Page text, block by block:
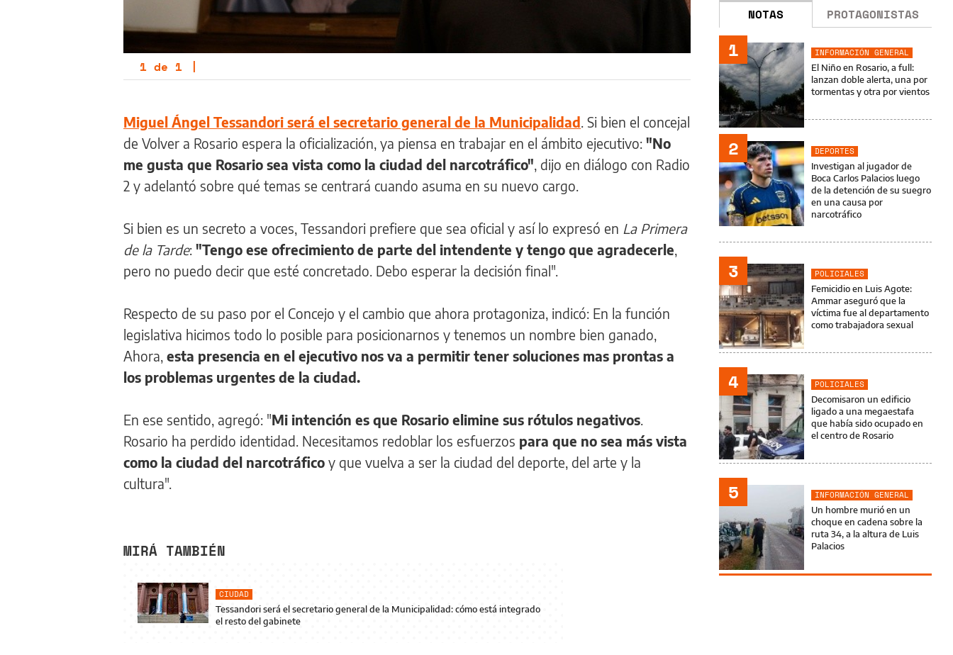
1 de 1 |
Miguel Ángel Tessandori será el secretario general de la Municipalidad . Si bien el concejal
de Volver a Rosario espera la oficialización, ya piensa en trabajar en el ámbito ejecutivo: "No
me gusta que Rosario sea vista como la ciudad del narcotráfico" , dijo en diálogo con Radio
2 y adelantó sobre qué temas se centrará cuando asuma en su nuevo cargo.
Si bien es un secreto a voces, Tessandori prefiere que sea oficial y así lo expresó en La Primera
de la Tarde: "Tengo ese ofrecimiento de parte del intendente y tengo que agradecerle
pero no puedo decir que esté concretado. Debo esperar la decisión final".
Respecto de su paso por el Concejo y el cambio que ahora protagoniza, indicó: En la función
legislativa hicimos todo lo posible para posicionarnos y tenemos un nombre bien ganado,
Ahora, esta presencia en el ejecutivo nos va a permitir tener soluciones mas prontas a
los problemas urgentes de la ciudad.
En ese sentido, agregó: "Mi intención es que Rosario elimine sus rótulos negativos
Rosario ha perdido identidad. Necesitamos redoblar los esfuerzos para que no sea más vista
como la ciudad del narcotráfico y que vuelva a ser la ciudad del deporte, del arte y la
cultura".
MIRÁ TAMBIÉN
CIUDAD
Tessandori será el secretario general de la Municipalidad: cómo está integrado
el resto del gabinete
NOTAS PROTAGONISTAS
1
INFORMACIÓN GENERAL
El Niño en Rosario, a full:
lanzan doble alerta, una por
tormentas y otra por vientos
2
DEPORTES
Investigan al jugador de
Boca Carlos Palacios luego
de la detención de su suegro
en una causa por
narcotráfico
3
POLICIALES
Femicidio en Luis Agote:
Ammar aseguró que la
víctima fue al departamento
como trabajadora sexual
4
POLICIALES
Decomisaron un edificio
ligado a una megaestafa
que había sido ocupado en
el centro de Rosario
5
INFORMACIÓN GENERAL
Un hombre murió en un
choque en cadena sobre la
ruta 34, a la altura de Luis
Palacios